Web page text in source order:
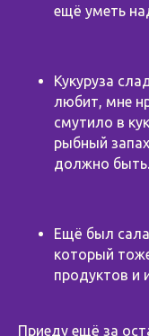
ещё уметь
Кукуруза
любит, мне
смутило в
рыбный
должно быть.
Ещё был
который
продуктов и
Приеду ещё за